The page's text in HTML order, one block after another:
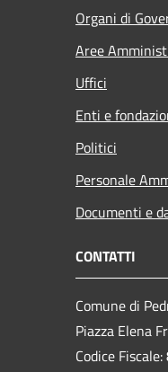
Organi di
Aree
Uffici
Enti e
Politici
Personale
Documenti e
CONTATTI
Comune di
Piazza Elena
Codice